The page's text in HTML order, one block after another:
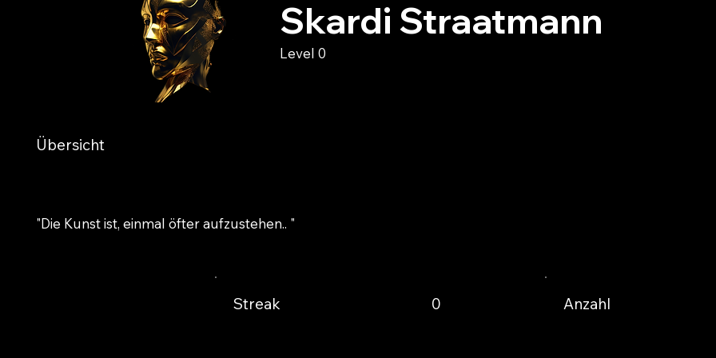
Übersicht
"Die Kunst ist, einmal öfter aufzustehen.. "
Streak 0 Anzahl
Skardi Straatmann
Level 0